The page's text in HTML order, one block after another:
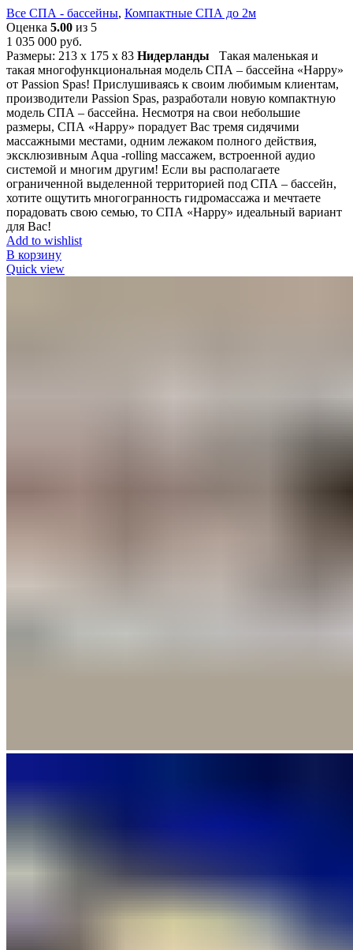
Все СПА - бассейны, Компактные СПА до 2м
Оценка 5.00 из 5
1 035 000 руб.
Размеры: 213 х 175 х 83 Нидерланды Такая маленькая и
такая многофункциональная модель СПА – бассейна «Happy»
от Passion Spas! Прислушиваясь к своим любимым клиентам,
производители Passion Spas, разработали новую компактную
модель СПА – бассейна. Несмотря на свои небольшие
размеры, СПА «Happy» порадует Вас тремя сидячими
массажными местами, одним лежаком полного действия,
эксклюзивным Aqua -rolling массажем, встроенной аудио
системой и многим другим! Если вы располагаете
ограниченной выделенной территорией под СПА – бассейн,
хотите ощутить многогранность гидромассажа и мечтаете
порадовать свою семью, то СПА «Happy» идеальный вариант
для Вас!
Add to wishlist
В корзину
Quick view